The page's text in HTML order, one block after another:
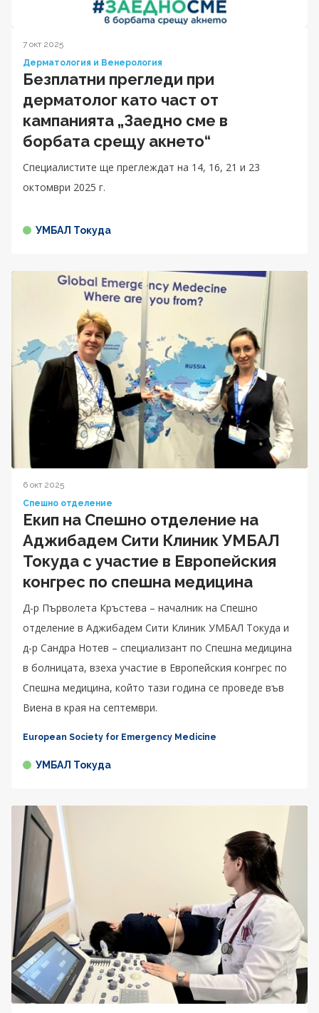
7 окт 2025
Дерматология и Венерология
Безплатни прегледи при
дерматолог като част от
кампанията „Заедно сме в
борбата срещу акнето“
Специалистите ще преглеждат на 14, 16, 21 и 23
октомври 2025 г.
УМБАЛ Токуда
6 окт 2025
Спешно отделение
Екип на Спешно отделение на
Аджибадем Сити Клиник УМБАЛ
Токуда с участие в Европейския
конгрес по спешна медицина
Д-р Първолета Кръстева – началник на Спешно
отделение в Аджибадем Сити Клиник УМБАЛ Токуда и
д-р Сандра Нотев – специализант по Спешна медицина
в болницата, взеха участие в Европейския конгрес по
Спешна медицина, който тази година се проведе във
Виена в края на септември.
European Society for Emergency Medicine
УМБАЛ Токуда